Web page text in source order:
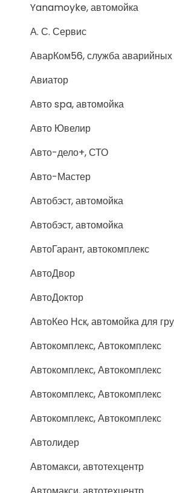
Yanamoyke, автомойка
А. С. Сервис
АварКом56, служба аварийных
Авиатор
Авто spa, автомойка
Авто Ювелир
Авто-дело+, СТО
Авто-Мастер
Автобэст, автомойка
Автобэст, автомойка
АвтоГарант, автокомплекс
АвтоДвор
АвтоДоктор
АвтоКео Нск, автомойка для
Автокомплекс, Автокомплекс
Автокомплекс, Автокомплекс
Автокомплекс, Автокомплекс
Автокомплекс, Автокомплекс
Автолидер
Автомакси, автотехцентр